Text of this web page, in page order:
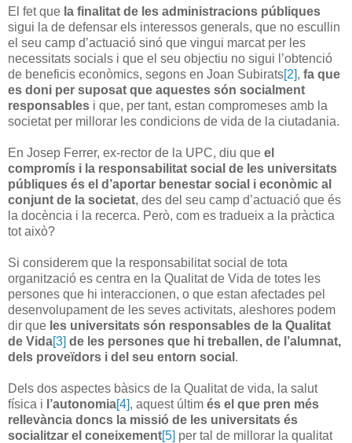
El fet que la finalitat de les administracions públiques
sigui la de defensar els interessos generals, que no escullin
el seu camp d’actuació sinó que vingui marcat per les
necessitats socials i que el seu objectiu no sigui l’obtenció
de beneficis econòmics, segons en Joan Subirats[2], fa que
es doni per suposat que aquestes són socialment
responsables i que, per tant, estan compromeses amb la
societat per millorar les condicions de vida de la ciutadania.
En Josep Ferrer, ex-rector de la UPC, diu que el
compromís i la responsabilitat social de les universitats
públiques és el d’aportar benestar social i econòmic al
conjunt de la societat, des del seu camp d’actuació que és
la docència i la recerca. Però, com es tradueix a la pràctica
tot això?
Si considerem que la responsabilitat social de tota
organització es centra en la Qualitat de Vida de totes les
persones que hi interaccionen, o que estan afectades pel
desenvolupament de les seves activitats, aleshores podem
dir que les universitats són responsables de la Qualitat
de Vida[3] de les persones que hi treballen, de l’alumnat,
dels proveïdors i del seu entorn social .
Dels dos aspectes bàsics de la Qualitat de vida, la salut
física i l’autonomia[4], aquest últim és el que pren més
rellevància doncs la missió de les universitats és
socialitzar el coneixement[5] per tal de millorar la qualitat